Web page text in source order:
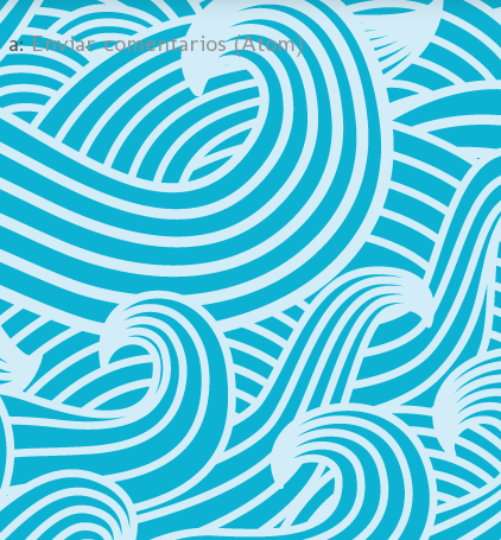
a:Enviar comentarios (Atom)